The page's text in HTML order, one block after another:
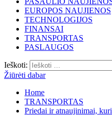
EUROPOS NAUJIENOS
TECHNOLOGIJOS
FINANSAI
TRANSPORTAS
PASLAUGOS
Ieškoti:
Žiūrėti dabar
Home
TRANSPORTAS
Priedai ir atnaujinimai,